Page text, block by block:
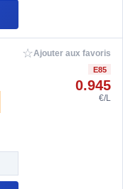
☆Ajouter aux favoris
E85
0.945
€/L